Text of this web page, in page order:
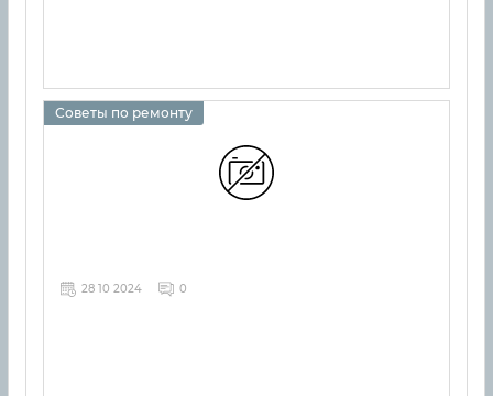
Советы по ремонту
28 10 2024 0